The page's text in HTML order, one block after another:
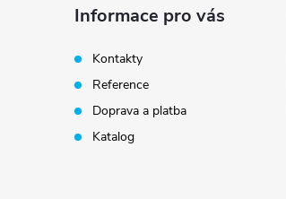
Informace pro vás
Kontakty
Reference
Doprava a platba
Katalog